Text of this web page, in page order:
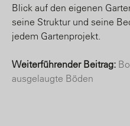
Blick auf den eigenen
seine Struktur und seine
jedem Gartenprojekt.
Weiterführender Beitrag:
ausgelaugte Böden